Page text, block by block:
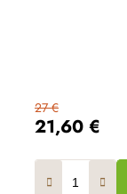
21,60 €
27 €